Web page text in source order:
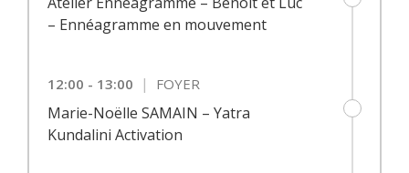
– Ennéagramme en mouvement
12:00 - 13:00 | FOYER
Marie-Noëlle SAMAIN – Yatra
Kundalini Activation